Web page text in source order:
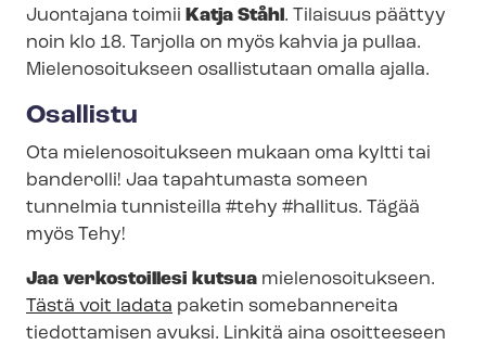
Juontajana toimii Katja Ståhl . Tilaisuus päättyy
noin klo 18. Tarjolla on myös kahvia ja pullaa.
Mielenosoitukseen osallistutaan omalla ajalla.
Osallistu
Ota mielenosoitukseen mukaan oma kyltti tai
banderolli! Jaa tapahtumasta someen
tunnelmia tunnisteilla #tehy #hallitus. Tägää
myös Tehy!
Jaa verkostoillesi kutsua mielenosoitukseen.
Tästä voit ladata paketin somebannereita
tiedottamisen avuksi. Linkitä aina osoitteeseen